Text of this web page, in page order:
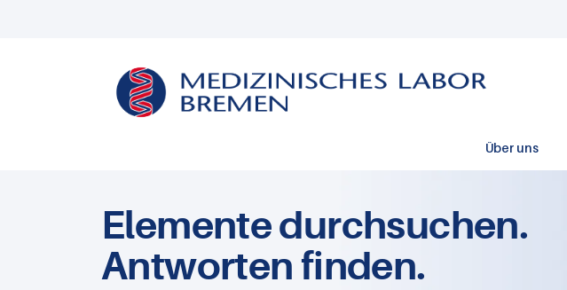
Über uns
Elemente durchsuchen.
Antworten finden.